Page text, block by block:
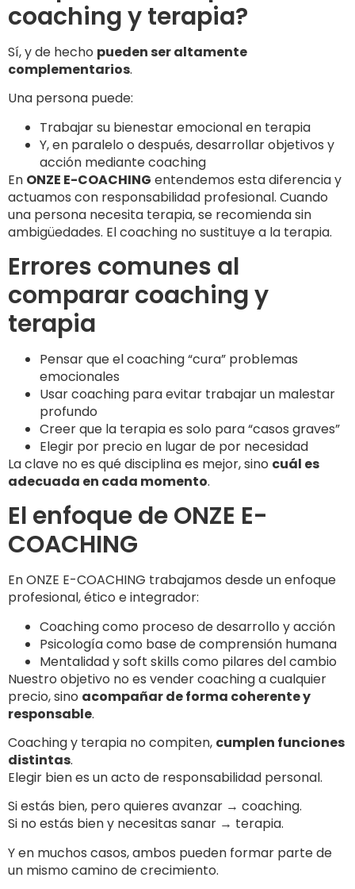
coaching y terapia?
Sí, y de hecho pueden ser altamente
complementarios.
Una persona puede:
Trabajar su bienestar emocional en terapia
Y, en paralelo o después, desarrollar objetivos y
acción mediante coaching
En ONZE E-COACHING entendemos esta diferencia y
actuamos con responsabilidad profesional. Cuando
una persona necesita terapia, se recomienda sin
ambigüedades. El coaching no sustituye a la terapia.
Errores comunes al
comparar coaching y
terapia
Pensar que el coaching “cura” problemas
emocionales
Usar coaching para evitar trabajar un malestar
profundo
Creer que la terapia es solo para “casos graves”
Elegir por precio en lugar de por necesidad
La clave no es qué disciplina es mejor, sino cuál es
adecuada en cada momento.
El enfoque de ONZE E-
COACHING
En ONZE E-COACHING trabajamos desde un enfoque
profesional, ético e integrador:
Coaching como proceso de desarrollo y acción
Psicología como base de comprensión humana
Mentalidad y soft skills como pilares del cambio
Nuestro objetivo no es vender coaching a cualquier
precio, sino acompañar de forma coherente y
responsable.
Coaching y terapia no compiten, cumplen funciones
distintas.
Elegir bien es un acto de responsabilidad personal.
Si estás bien, pero quieres avanzar → coaching.
Si no estás bien y necesitas sanar → terapia.
Y en muchos casos, ambos pueden formar parte de
un mismo camino de crecimiento.